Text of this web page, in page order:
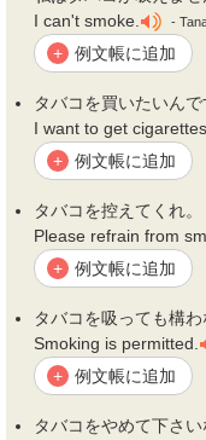
I can't smoke.
-
+ 例文帳に追加
タバコを買いたいんで
I want to get cigarettes.
+ 例文帳に追加
タバコを控えてくれ。
Please refrain from
+ 例文帳に追加
タバコを吸っても構わ
Smoking is permitted.
+ 例文帳に追加
タバコをやめて下さい